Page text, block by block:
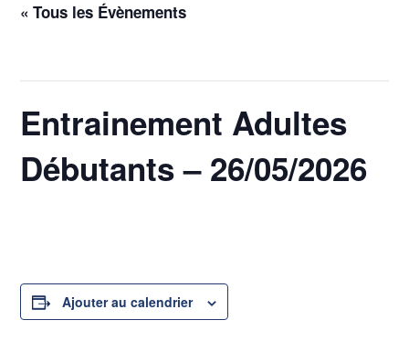
« Tous les Évènements
Entrainement Adultes
Débutants – 26/05/2026
Ajouter au calendrier